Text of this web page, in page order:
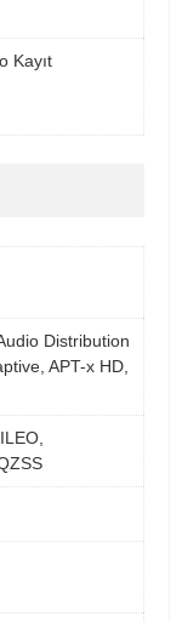
Kayıt
Distribution
APT-x HD,